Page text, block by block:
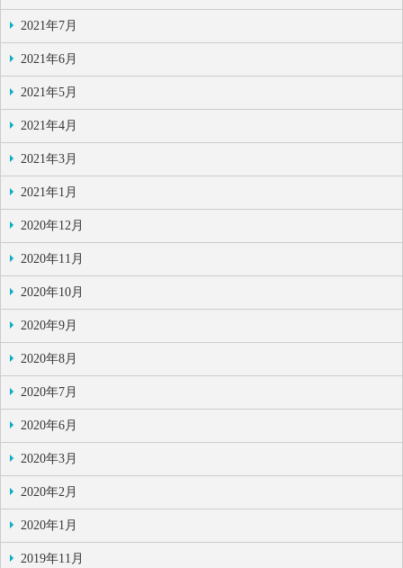
2021年7月
2021年6月
2021年5月
2021年4月
2021年3月
2021年1月
2020年12月
2020年11月
2020年10月
2020年9月
2020年8月
2020年7月
2020年6月
2020年3月
2020年2月
2020年1月
2019年11月